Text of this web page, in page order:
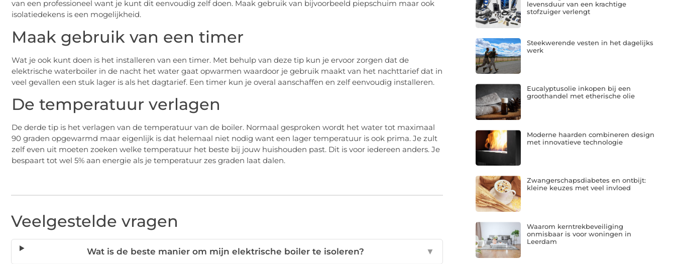
van een professioneel want je kunt dit eenvoudig zelf doen. Maak gebruik van bijvoorbeeld piepschuim maar ook
isolatiedekens is een mogelijkheid.
Maak gebruik van een timer
Wat je ook kunt doen is het installeren van een timer. Met behulp van deze tip kun je ervoor zorgen dat de
elektrische waterboiler in de nacht het water gaat opwarmen waardoor je gebruik maakt van het nachttarief dat in
veel gevallen een stuk lager is als het dagtarief. Een timer kun je overal aanschaffen en zelf eenvoudig installeren.
De temperatuur verlagen
De derde tip is het verlagen van de temperatuur van de boiler. Normaal gesproken wordt het water tot maximaal
90 graden opgewarmd maar eigenlijk is dat helemaal niet nodig want een lager temperatuur is ook prima. Je zult
zelf even uit moeten zoeken welke temperatuur het beste bij jouw huishouden past. Dit is voor iedereen anders. Je
bespaart tot wel 5% aan energie als je temperatuur zes graden laat dalen.
Veelgestelde vragen
Wat is de beste manier om mijn elektrische boiler te isoleren? ▼
levensduur van een krachtige
stofzuiger verlengt
Steekwerende vesten in het dagelijks
werk
Eucalyptusolie inkopen bij een
groothandel met etherische olie
Moderne haarden combineren design
met innovatieve technologie
Zwangerschapsdiabetes en ontbijt:
kleine keuzes met veel invloed
Waarom kerntrekbeveiliging
onmisbaar is voor woningen in
Leerdam